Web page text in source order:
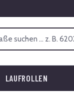
LAUFROLLEN